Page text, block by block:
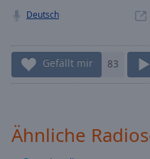
Remaining
1x
Chapters
Deutsch
Gefällt mir 83
Ähnliche